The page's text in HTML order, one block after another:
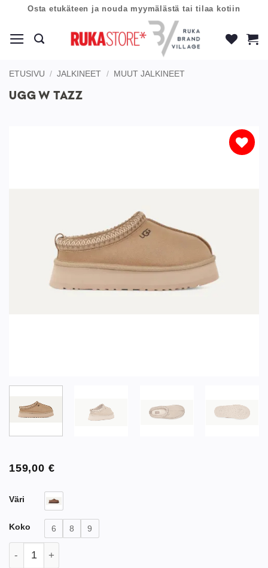
content
Osta etukäteen ja nouda myymälästä tai tilaa kotiin
ETUSIVU / JALKINEET / MUUT JALKINEET
UGG W TAZZ
159,00 €
Väri
Koko 6 8 9